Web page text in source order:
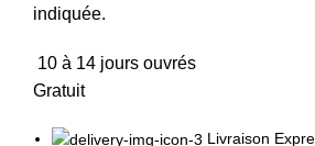
indiquée.
10 à 14 jours ouvrés
Gratuit
Livraison